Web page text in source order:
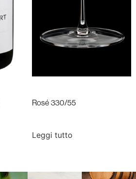
Rosé 330/55
Leggi tutto